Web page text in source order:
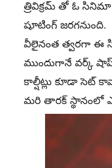
త్రివిక్రమ్ తో ఓ
షూటింగ్ జరగనుంది.
వీలైనంత త్వరగా ఈ
ముందుగానే వర్క్
కాల్షీట్లు కూడా సెట్
మరి తారక్ స్థానంలో